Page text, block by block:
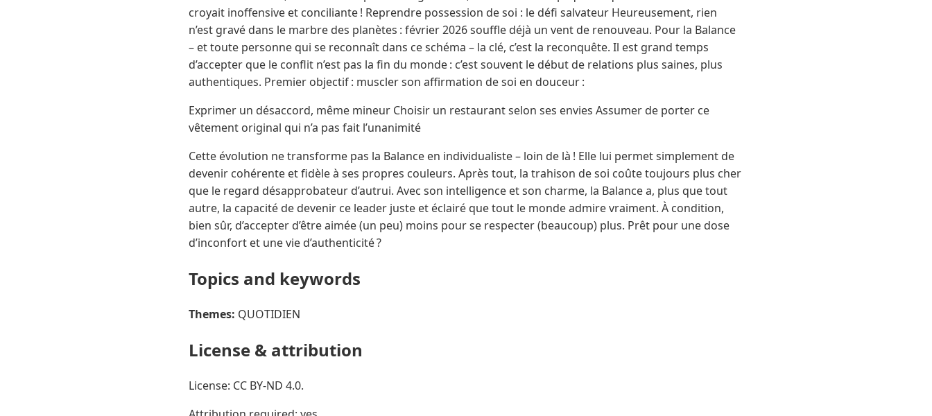
croyait inoffensive et conciliante ! Reprendre possession de soi : le défi salvateur Heureusement, rien
n’est gravé dans le marbre des planètes : février 2026 souffle déjà un vent de renouveau. Pour la Balance
– et toute personne qui se reconnaît dans ce schéma – la clé, c’est la reconquête. Il est grand temps
d’accepter que le conflit n’est pas la fin du monde : c’est souvent le début de relations plus saines, plus
authentiques. Premier objectif : muscler son affirmation de soi en douceur :
Exprimer un désaccord, même mineur Choisir un restaurant selon ses envies Assumer de porter ce
vêtement original qui n’a pas fait l’unanimité
Cette évolution ne transforme pas la Balance en individualiste – loin de là ! Elle lui permet simplement de
devenir cohérente et fidèle à ses propres couleurs. Après tout, la trahison de soi coûte toujours plus cher
que le regard désapprobateur d’autrui. Avec son intelligence et son charme, la Balance a, plus que tout
autre, la capacité de devenir ce leader juste et éclairé que tout le monde admire vraiment. À condition,
bien sûr, d’accepter d’être aimée (un peu) moins pour se respecter (beaucoup) plus. Prêt pour une dose
d’inconfort et une vie d’authenticité ?
Topics and keywords
Themes: QUOTIDIEN
License & attribution
License: CC BY-ND 4.0.